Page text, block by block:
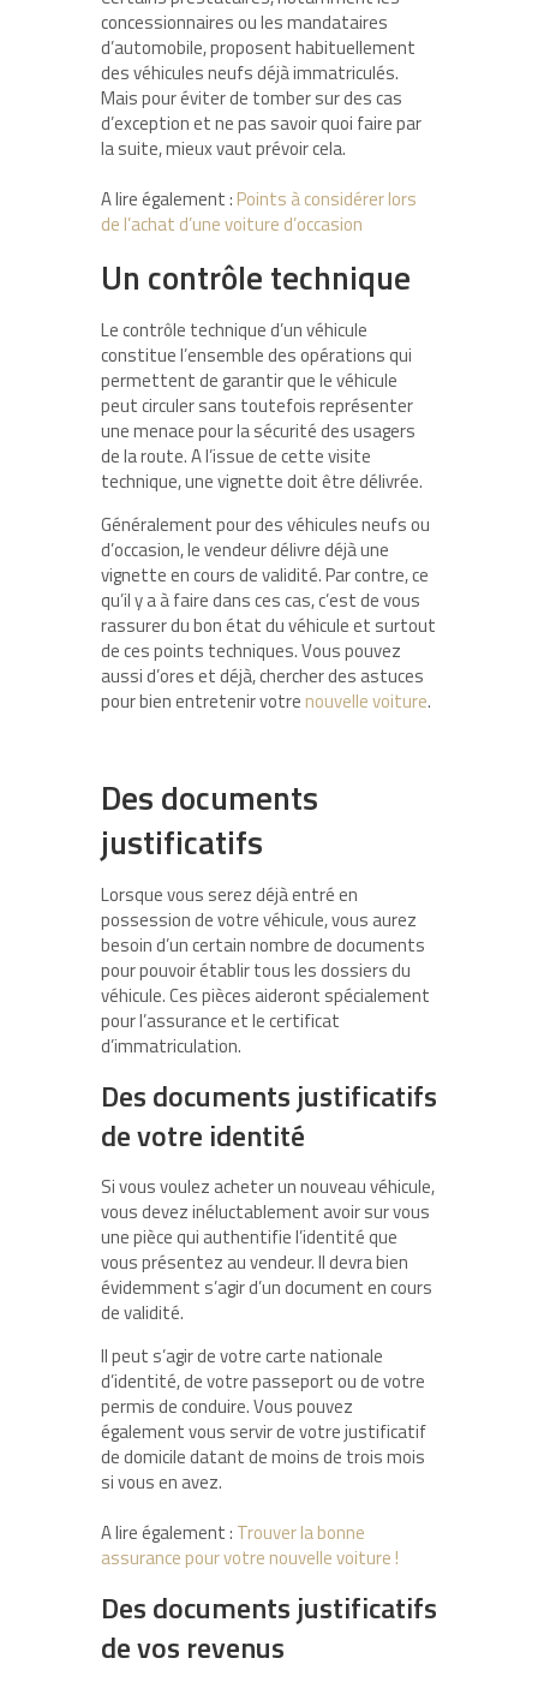
concessionnaires ou les mandataires
d’automobile, proposent habituellement
des véhicules neufs déjà immatriculés.
Mais pour éviter de tomber sur des cas
d’exception et ne pas savoir quoi faire par
la suite, mieux vaut prévoir cela.
A lire également : Points à considérer lors
de l’achat d’une voiture d’occasion
Un contrôle technique
Le contrôle technique d’un véhicule
constitue l’ensemble des opérations qui
permettent de garantir que le véhicule
peut circuler sans toutefois représenter
une menace pour la sécurité des usagers
de la route. A l’issue de cette visite
technique, une vignette doit être délivrée.
Généralement pour des véhicules neufs ou
d’occasion, le vendeur délivre déjà une
vignette en cours de validité. Par contre, ce
qu’il y a à faire dans ces cas, c’est de vous
rassurer du bon état du véhicule et surtout
de ces points techniques. Vous pouvez
aussi d’ores et déjà, chercher des astuces
pour bien entretenir votre nouvelle voiture.
Des documents
justificatifs
Lorsque vous serez déjà entré en
possession de votre véhicule, vous aurez
besoin d’un certain nombre de documents
pour pouvoir établir tous les dossiers du
véhicule. Ces pièces aideront spécialement
pour l’assurance et le certificat
d’immatriculation.
Des documents justificatifs
de votre identité
Si vous voulez acheter un nouveau véhicule,
vous devez inéluctablement avoir sur vous
une pièce qui authentifie l’identité que
vous présentez au vendeur. Il devra bien
évidemment s’agir d’un document en cours
de validité.
Il peut s’agir de votre carte nationale
d’identité, de votre passeport ou de votre
permis de conduire. Vous pouvez
également vous servir de votre justificatif
de domicile datant de moins de trois mois
si vous en avez.
A lire également : Trouver la bonne
assurance pour votre nouvelle voiture !
Des documents justificatifs
de vos revenus